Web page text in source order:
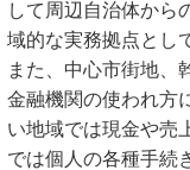
して周辺自治体から
域的な実務拠点とし
また、中心市街地、
金融機関の使われ方
い地域では現金や売
では個人の各種手続